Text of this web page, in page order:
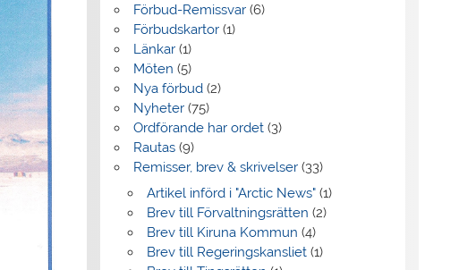
Förbud-Remissvar(6)
Förbudskartor(1)
Länkar(1)
Möten (5)
Nya förbud(2)
Nyheter(75)
Ordförande har ordet(3)
Rautas(9)
Remisser, brev & skrivelser(33)
Artikel införd i "Arctic News" (1)
Brev till Förvaltningsrätten (2)
Brev till Kiruna Kommun (4)
Brev till Regeringskansliet (1)